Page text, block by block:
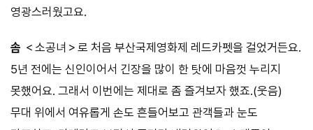
영광스러웠고요.
솜 ＜소공녀＞로 처음 부산국제영화제 레드카펫을 걸었거든요.
5년 전에는 신인이어서 긴장을 많이 한 탓에 마음껏 누리지
못했어요. 그래서 이번에는 제대로 좀 즐겨보자 했죠.(웃음)
무대 위에서 여유롭게 손도 흔들어보고 관객들과 눈도